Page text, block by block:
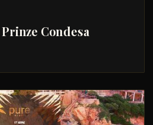
Condesa